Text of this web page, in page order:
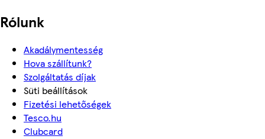
Rólunk
Akadálymentesség
Hova szállítunk?
Szolgáltatás díjak
Süti beállítások
Fizetési lehetőségek
Tesco.hu
Clubcard